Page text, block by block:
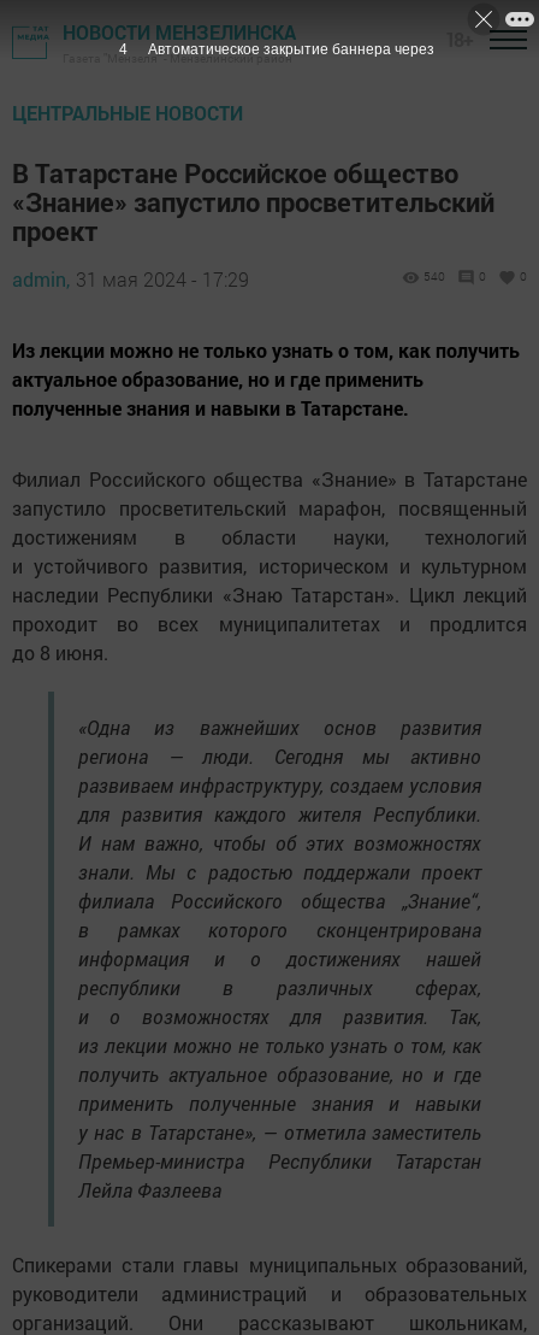
НОВОСТИ МЕНЗЕЛИНСКА
Газета "Мензеля" - Мензелинский район
ЦЕНТРАЛЬНЫЕ НОВОСТИ
В Татарстане Российское общество
«Знание» запустило просветительский
проект
admin, 31 мая 2024 - 17:29 540 0 0
Из лекции можно не только узнать о том, как получить
актуальное образование, но и где применить
полученные знания и навыки в Татарстане.
Филиал Российского общества «Знание» в Татарстане
запустило просветительский марафон, посвященный
достижениям в области науки, технологий
и устойчивого развития, историческом и культурном
наследии Республики «Знаю Татарстан». Цикл лекций
проходит во всех муниципалитетах и продлится
до 8 июня.
«Одна из важнейших основ развития
региона — люди. Сегодня мы активно
развиваем инфраструктуру, создаем условия
для развития каждого жителя Республики.
И нам важно, чтобы об этих возможностях
знали. Мы с радостью поддержали проект
филиала Российского общества „Знание“,
в рамках которого сконцентрирована
информация и о достижениях нашей
республики в различных сферах,
и о возможностях для развития. Так,
из лекции можно не только узнать о том, как
получить актуальное образование, но и где
применить полученные знания и навыки
у нас в Татарстане», — отметила заместитель
Премьер-министра Республики Татарстан
Лейла Фазлеева
Спикерами стали главы муниципальных образований,
руководители администраций и образовательных
организаций. Они рассказывают школьникам,
3 Автоматическое закрытие баннера через